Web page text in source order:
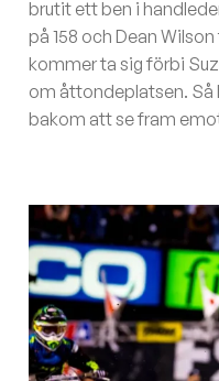
brutit ett ben i
på 158 och Dean
kommer ta sig förbi
om åttondeplatsen. Så
bakom att se fram